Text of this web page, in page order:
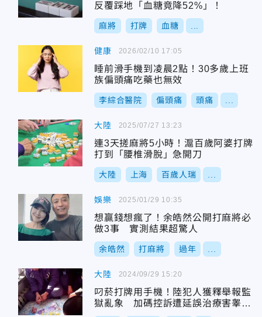
反覆踩地「血糖竟降52%」！
麻將 打牌 血糖
健康
睡前滑手機到凌晨2點！30多歲上班
族偏頭痛吃藥也無效
李綜合醫院 偏頭痛 頭痛
2026/02/10 17:05
大陸
連3天搓麻將5小時！滬百歲阿婆打牌
打到「腰椎滑脫」急開刀
大陸 上海 百歲人瑞
2025/07/27 13:23
娛樂
想贏錢想瘋了！余皓然公開打麻將必
做3事 實測結果超驚人
余皓然 打麻將 過年
2025/01/29 10:35
大陸
叼菸打牌用手機！陸犯人獲釋舉報監
獄亂象 加碼控訴遭延誤治療害睾丸
壞死
2024/09/29 15:20